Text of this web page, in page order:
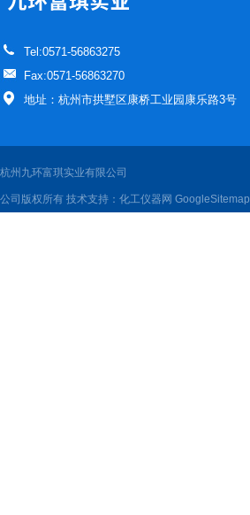
Tel:0571-56863275
Fax:0571-56863270
地址：杭州市拱墅区康桥工业园康乐路3号
杭州九环富琪实业有限公司
公司版权所有 技术支持： 化工仪器网 GoogleSitemap